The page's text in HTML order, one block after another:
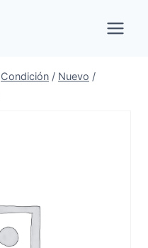
Condición / Nuevo /